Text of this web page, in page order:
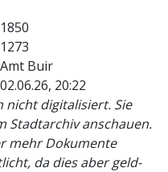
1850
1273
Amt Buir
02.06.26, 20:22
nicht digitalisiert. Sie
Stadtarchiv anschauen.
mehr Dokumente
da dies aber geld-